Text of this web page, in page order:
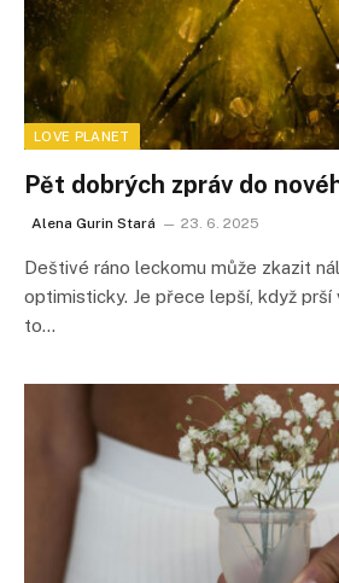
LOVE PLANET
Pět dobrých zpráv do
Alena Gurin Stará 23. 6. 2025
Deštivé ráno leckomu může zkazit
optimisticky. Je přece lepší, když prší
to…